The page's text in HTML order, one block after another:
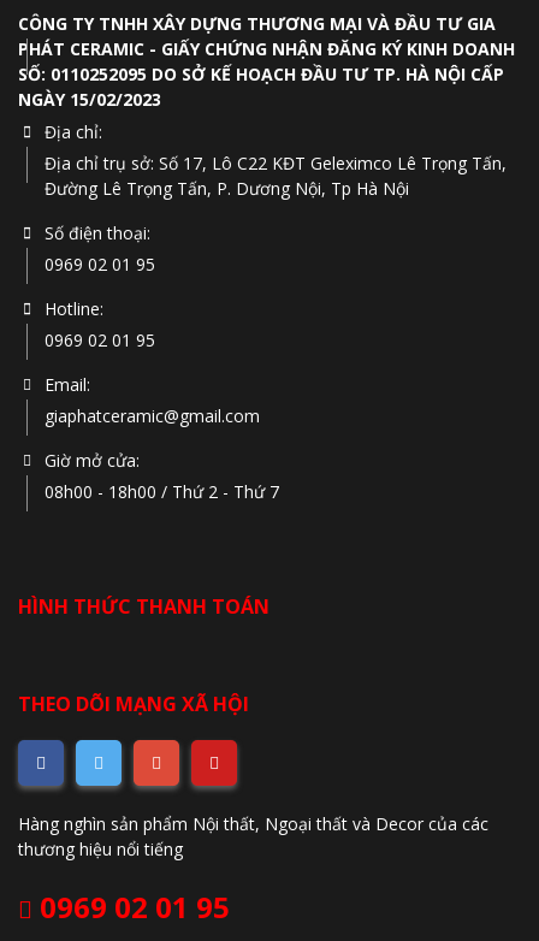
CÔNG TY TNHH XÂY DỰNG THƯƠNG MẠI VÀ ĐẦU TƯ GIA
PHÁT CERAMIC - GIẤY CHỨNG NHẬN ĐĂNG KÝ KINH DOANH
SỐ: 0110252095 DO SỞ KẾ HOẠCH ĐẦU TƯ TP. HÀ NỘI CẤP
NGÀY 15/02/2023
Địa chỉ:
Địa chỉ trụ sở: Số 17, Lô C22 KĐT Geleximco Lê Trọng Tấn,
Đường Lê Trọng Tấn, P. Dương Nội, Tp Hà Nội
Số điện thoại:
0969 02 01 95
Hotline:
0969 02 01 95
Email:
giaphatceramic@gmail.com
Giờ mở cửa:
08h00 - 18h00 / Thứ 2 - Thứ 7
HÌNH THỨC THANH TOÁN
THEO DÕI MẠNG XÃ HỘI
Hàng nghìn sản phẩm Nội thất, Ngoại thất và Decor của các
thương hiệu nổi tiếng
0969 02 01 95